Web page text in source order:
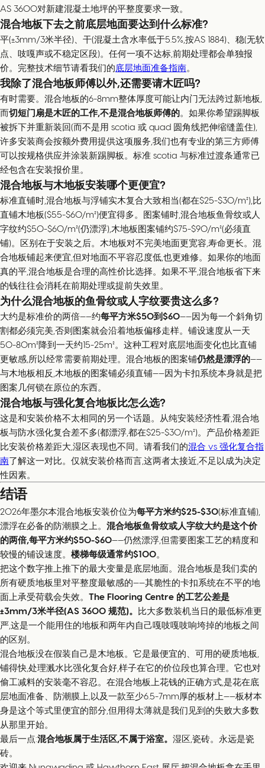
AS 3600对新建混凝土地坪的平整度要求一致。
混合地板下去之前底层地面要达到什么标准?
平(±3mm/3米半径)、干(混凝土含水率低于5.5%,按AS 1884)、稳(无软
点、吱嘎声或不稳定区段)。任何一项不达标,前期处理都会单独报
价。完整技术细节请看我们的底层地面准备指南。
我除了混合地板师傅以外,还需要请木匠吗?
有时需要。混合地板的6-8mm整体厚度可能让内门无法跨过新地板,
而切短门扇是木匠的工作,不是混合地板师傅的。如果你希望踢脚板
被拆下并重新装回(而不是用 scotia 或 quad 圆角线把伸缩缝盖住),
许多安装商会按额外费用提供这项服务,我们也有专业的第三方师傅
可以按规格供应并涂装新踢脚板。标准 scotia 与标准过渡条通常已
经包含在安装报价里。
混合地板与木地板安装哪个更便宜?
标准直铺时,混合地板与浮铺实木复合大致相当(都在$25-$30/m²),比
直铺木地板($55-$60/m²)便宜得多。图案铺时,混合地板鱼骨纹或人
字纹约$50-$60/m²(仍漂浮),木地板图案铺约$75-$90/m²(必须直
铺)。区别在于安装之后。木地板对不完美地面更宽容,寿命更长。混
合地板铺起来便宜,但对地面不平容忍度低,也更难修。如果你的地面
真的平,混合地板是合理的高性价比选择。如果不平,混合地板省下来
的钱往往会消耗在前期处理或提前失效里。
为什么混合地板的鱼骨纹或人字纹要贵这么多?
大约是标准价的两倍——约每平方米$50到$60——因为每一个斜角切
割都必须完美,否则图案就会沿着地板偏移走样。铺设速度从一天
50-80m²降到一天约15-25m²。这种工程对底层地面变化也比直铺
更敏感,所以经常需要前期处理。混合地板的图案铺仍然是漂浮的——
与木地板相反,木地板的图案铺必须直铺——因为卡扣系统本身就是把
图案几何锁在原位的东西。
混合地板与强化复合地板比怎么选?
这是和安装价格不太相同的另一个话题。从纯安装经济性看,混合地
板与防水强化复合差不多(都漂浮,都在$25-$30/m²)。产品价格差距
比安装价格差距大,湿区表现也不同。请看我们的混合 vs 强化复合指
南了解这一对比。仅就安装价格而言,这两者太接近,不足以成为决定
性因素。
结语
2026年墨尔本混合地板安装价位为每平方米约$25-$30(标准直铺),
漂浮在必备的防潮膜之上。 混合地板鱼骨纹或人字纹大约是这个价
的两倍,每平方米约$50-$60——仍然漂浮,但需要图案工艺的精度和
较慢的铺设速度。 楼梯每级通常约$100。
把这个数字推上推下的最大变量是底层地面。混合地板是我们卖的
所有硬质地板里对平整度最敏感的——其脆性的卡扣系统在不平的地
面上承受荷载会失效。 The Flooring Centre 的工艺公差是
±3mm/3米半径(AS 3600 规范)。 比大多数装机当日的最低标准更
严,这是一个能用住的地板和两年内自己嘎吱嘎吱响垮掉的地板之间
的区别。
混合地板没在假装自己是木地板。它是最便宜的、可用的硬质地板,
铺得快,处理溅水比强化复合好,样子在它的价位段也算合理。它也对
偷工减料的安装毫不容忍。在混合地板上花钱的正确方式,是花在底
层地面准备、防潮膜上,以及一款至少6.5-7mm厚的板材上——板材本
身是这个等式里便宜的部分,但用得太薄就是我们见到的失败大多数
从那里开始。
最后一点:混合地板属于生活区,不属于浴室。 湿区,瓷砖。永远是瓷
砖。